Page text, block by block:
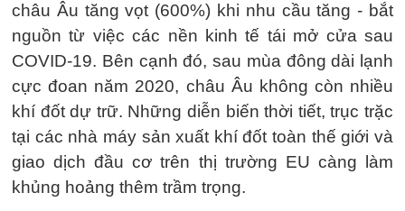
châu Âu tăng vọt (600%) khi nhu cầu tăng - bắt
nguồn từ việc các nền kinh tế tái mở cửa sau
COVID-19. Bên cạnh đó, sau mùa đông dài lạnh
cực đoan năm 2020, châu Âu không còn nhiều
khí đốt dự trữ. Những diễn biến thời tiết, trục trặc
tại các nhà máy sản xuất khí đốt toàn thế giới và
giao dịch đầu cơ trên thị trường EU càng làm
khủng hoảng thêm trầm trọng.